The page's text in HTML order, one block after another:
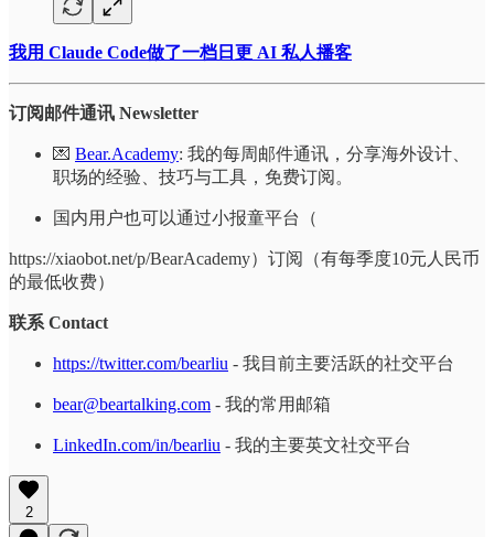
我用 Claude Code做了一档日更 AI 私人播客
订阅邮件通讯 Newsletter
💌 Bear.Academy: 我的每周邮件通讯，分享海外设计、
职场的经验、技巧与工具，免费订阅。
国内用户也可以通过小报童平台（
https://xiaobot.net/p/BearAcademy）订阅（有每季度10元人民币
的最低收费）
联系 Contact
https://twitter.com/bearliu - 我目前主要活跃的社交平台
bear@beartalking.com - 我的常用邮箱
LinkedIn.com/in/bearliu - 我的主要英文社交平台
2